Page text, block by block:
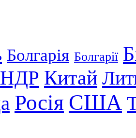
Болгарія Болгарії
Китай
Росія США